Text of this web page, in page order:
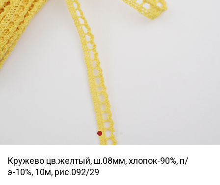
Кружево цв.желтый, ш.08мм, хлопок-90%, п/
э-10%, 10м, рис.092/29